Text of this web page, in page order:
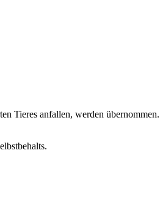
Tieres anfallen, werden